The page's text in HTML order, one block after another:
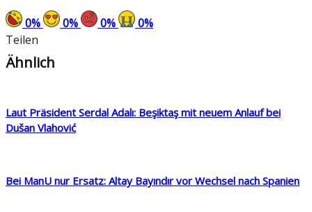
0% 0% 0% 0%
Teilen
Ähnlich
Laut Präsident Serdal Adalı: Beşiktaş mit neuem Anlauf bei
Dušan Vlahović
Bei ManU nur Ersatz: Altay Bayındır vor Wechsel nach Spanien